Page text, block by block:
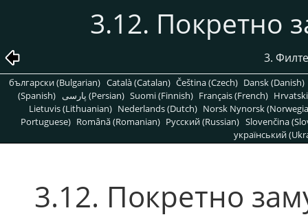
3.12. Покретно
3.
български (Bulgarian) Català (Catalan) Čeština (Czech) Dansk (Danish)
(Spanish)
پارسی (Persian) Suomi (Finnish) Français (French)
Lietuvis (Lithuanian) Nederlands (Dutch) Norsk Nynorsk
Portuguese) Română (Romanian) Pусский (Russian) Slovenčina
український
3.12. Покретно